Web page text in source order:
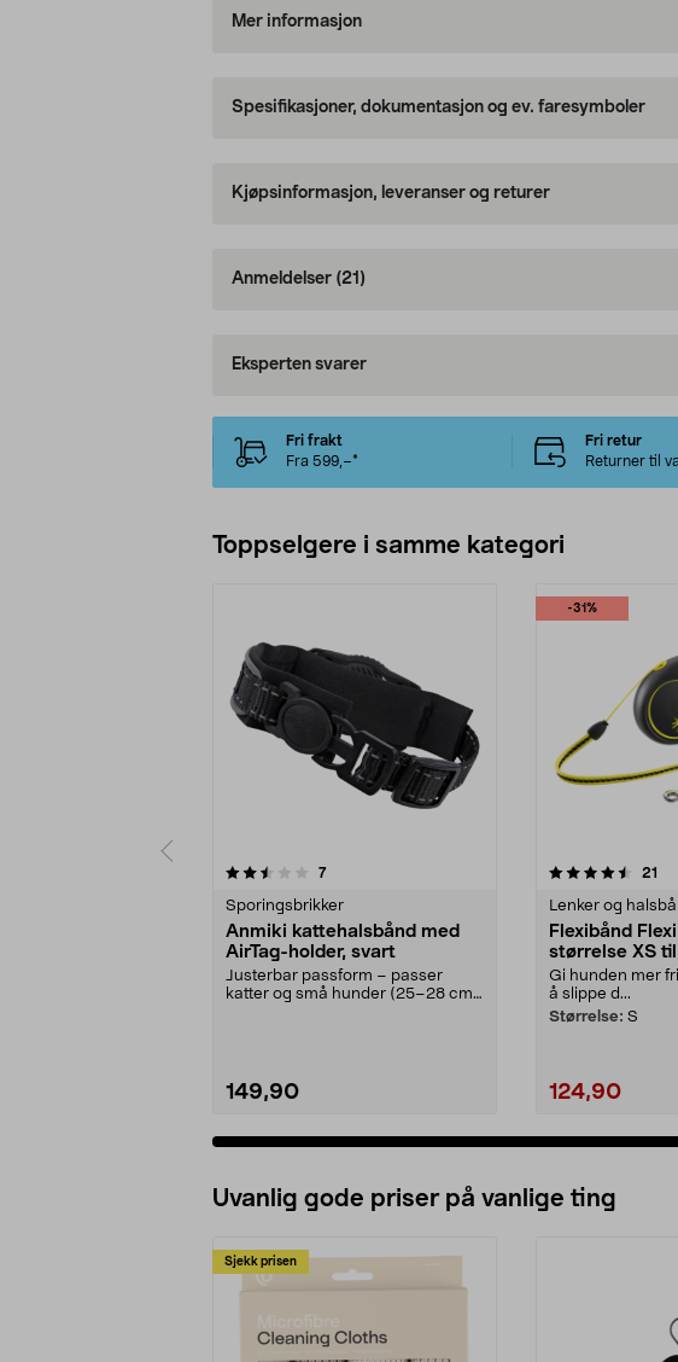
Mer informasjon
Spesifikasjoner, dokumentasjon og ev. faresymboler
Kjøpsinformasjon, leveranser og returer
Anmeldelser (21)
Eksperten svarer
Fri frakt
Fra 599,–*
Fri retur
Returner til
Toppselgere i samme kategori
7anmeldelser
Sporingsbrikker
Anmiki kattehalsbånd med
AirTag-holder, svart
Justerbar passform – passer
katter og små hunder (25–28 cm).
149,90
-31%
4.5 av 5 stjerner 21
Lenker og
Flexibånd
størrelse XS til
Gi hunden mer
å slippe d...
Størrelse: S
124,90
3.5 av
Uvanlig gode priser på vanlige ting
Sjekk prisen